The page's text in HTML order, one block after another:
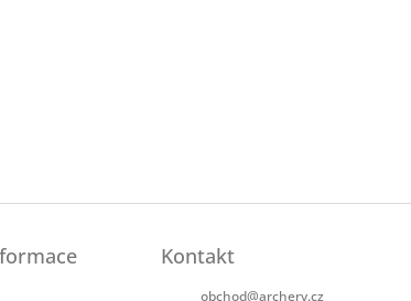
Kontakt
obchod@archery.cz